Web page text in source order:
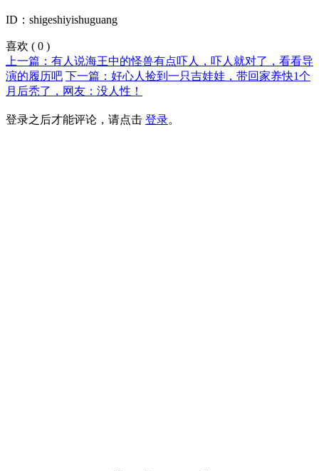
ID：shigeshiyishuguang
喜欢 ( 0 )
上一篇：有人说海王中的怪兽有点吓人，吓人就对了，看看导
演的履历吧 下一篇：好心人捡到一只吉娃娃，带回家养快1个
月后秃了，网友：没人性！
登录之后才能评论，请点击 登录。